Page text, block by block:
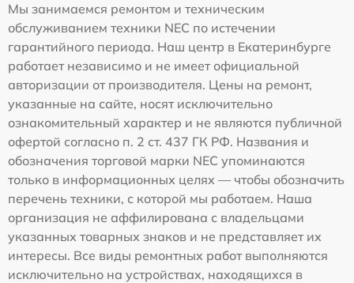
Мы занимаемся ремонтом и техническим
обслуживанием техники NEC по истечении
гарантийного периода. Наш центр в Екатеринбурге
работает независимо и не имеет официальной
авторизации от производителя. Цены на ремонт,
указанные на сайте, носят исключительно
ознакомительный характер и не являются публичной
офертой согласно п. 2 ст. 437 ГК РФ. Названия и
обозначения торговой марки NEC упоминаются
только в информационных целях — чтобы обозначить
перечень техники, с которой мы работаем. Наша
организация не аффилирована с владельцами
указанных товарных знаков и не представляет их
интересы. Все виды ремонтных работ выполняются
исключительно на устройствах, находящихся в